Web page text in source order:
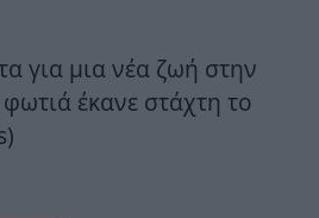
για μια νέα ζωή στην
έκανε στάχτη το